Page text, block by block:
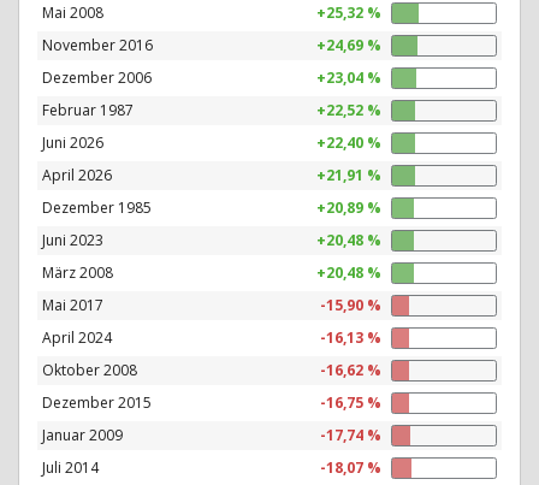
Mai 2008
+25,32 %
November 2016
+24,69 %
Dezember 2006
+23,04 %
Februar 1987
+22,52 %
Juni 2026
+22,40 %
April 2026
+21,91 %
Dezember 1985
+20,89 %
Juni 2023
+20,48 %
März 2008
+20,48 %
Mai 2017
-15,90 %
April 2024
-16,13 %
Oktober 2008
-16,62 %
Dezember 2015
-16,75 %
Januar 2009
-17,74 %
Juli 2014
-18,07 %